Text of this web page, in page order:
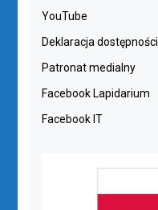
YouTube
Deklaracja dostępności
Patronat medialny
Facebook Lapidarium
Facebook IT